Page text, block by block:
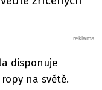
disponuje
na světě.